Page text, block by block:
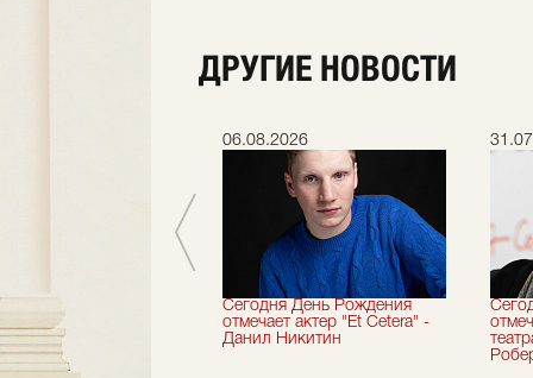
ДРУГИЕ НОВОСТИ
сезон!
06.08.2026
Сегодня День Рождения
отмечает актер "Et Cetera" -
Данил Никитин